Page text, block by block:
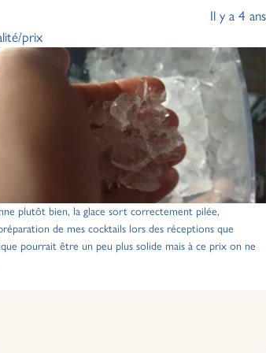
Il y a 4 ans
prix
plutôt bien, la glace sort correctement pilée,
de mes cocktails lors des réceptions que
pourrait être un peu plus solide mais à ce prix on ne